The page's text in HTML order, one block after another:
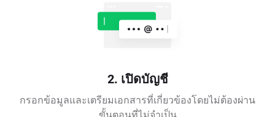
2. เปิดบัญชี
กรอกข้อมูลและเตรียมเอกสารที่เกี่ยวข้องโดยไม่ต้องผ่าน